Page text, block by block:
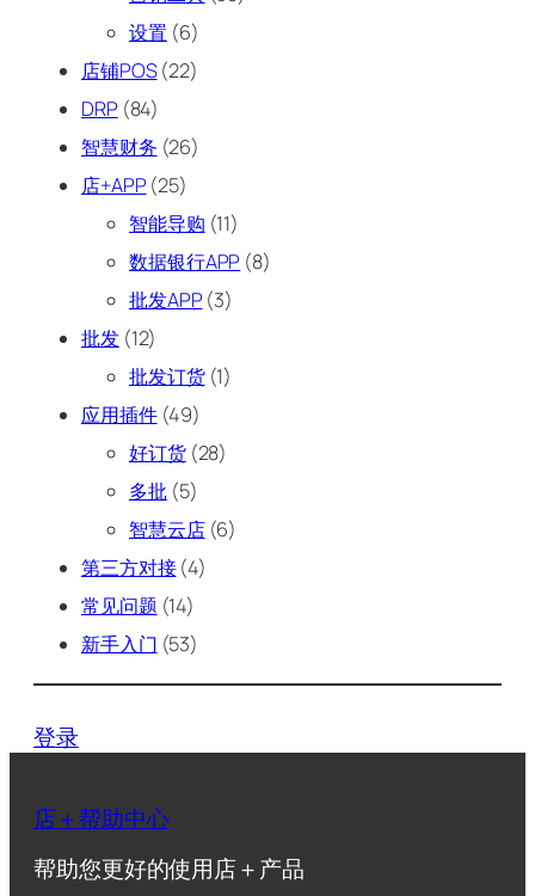
设置 (6)
店铺POS(22)
DRP(84)
智慧财务 (26)
店+APP(25)
智能导购 (11)
数据银行APP (8)
批发APP(3)
批发(12)
批发订货(1)
应用插件(49)
好订货(28)
多批(5)
智慧云店(6)
第三方对接(4)
常见问题 (14)
新手入门 (53)
登录
店＋帮助中心
帮助您更好的使用店＋产品